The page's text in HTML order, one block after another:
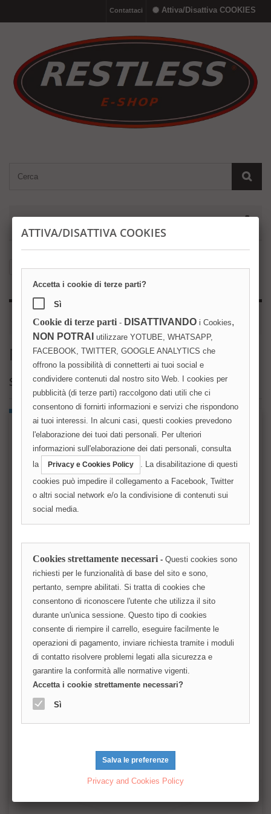
Attiva/Disattiva COOKIES
Contattaci
Home Contatto
CATEGORIE PRODOTTI
Newsletter
SERVIZIO CLIENTI - CONTATTACI
INVIA UN MESSAGGIO
Intestazione oggetto
Indirizzo email
Messaggio
ATTIVA/DISATTIVA COOKIES
Accetta i cookie di terze parti?
Sì
Cookie di terze parti - DISATTIVANDO i Cookies,
NON POTRAI utilizzare YOTUBE, WHATSAPP,
FACEBOOK, TWITTER, GOOGLE ANALYTICS che
offrono la possibilità di connetterti ai tuoi social e
condividere contenuti dal nostro sito Web. I cookies per
pubblicità (di terze parti) raccolgono dati utili che ci
consentono di fornirti informazioni e servizi che rispondono
ai tuoi interessi. In alcuni casi, questi cookies prevedono
l'elaborazione dei tuoi dati personali. Per ulteriori
informazioni sull'elaborazione dei dati personali, consulta
la
Privacy e Cookies Policy
. La disabilitazione di questi
cookies può impedire il collegamento a Facebook, Twitter
o altri social network e/o la condivisione di contenuti sui
social media.
Cookies strettamente necessari - Questi cookies sono
richiesti per le funzionalità di base del sito e sono,
pertanto, sempre abilitati. Si tratta di cookies che
consentono di riconoscere l'utente che utilizza il sito
durante un'unica sessione. Questo tipo di cookies
consente di riempire il carrello, eseguire facilmente le
operazioni di pagamento, inviare richiesta tramite i moduli
di contatto risolvere problemi legati alla sicurezza e
garantire la conformità alle normative vigenti.
Accetta i cookie strettamente necessari?
Sì
Privacy and Cookies Policy